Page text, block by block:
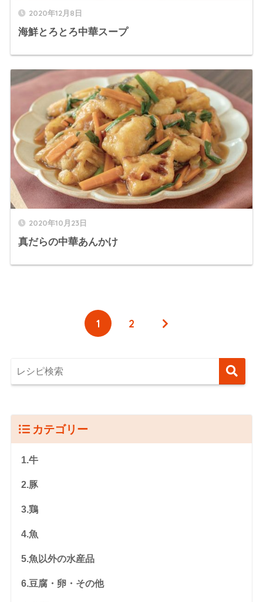
2020年12月8日
海鮮とろとろ中華スープ
2020年10月23日
真だらの中華あんかけ
1 2
カテゴリー
1.牛
2.豚
3.鶏
4.魚
5.魚以外の水産品
6.豆腐・卵・その他